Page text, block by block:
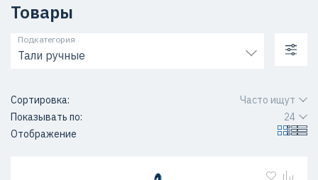
Товары
Тали ручные
Подкатегория
Сортировка:
Часто ищут
Показывать по:
24
Отображение